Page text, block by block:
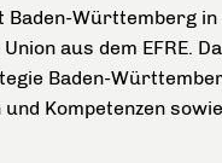
Württemberg
aus dem EFRE.
Baden-
Kompetenzen